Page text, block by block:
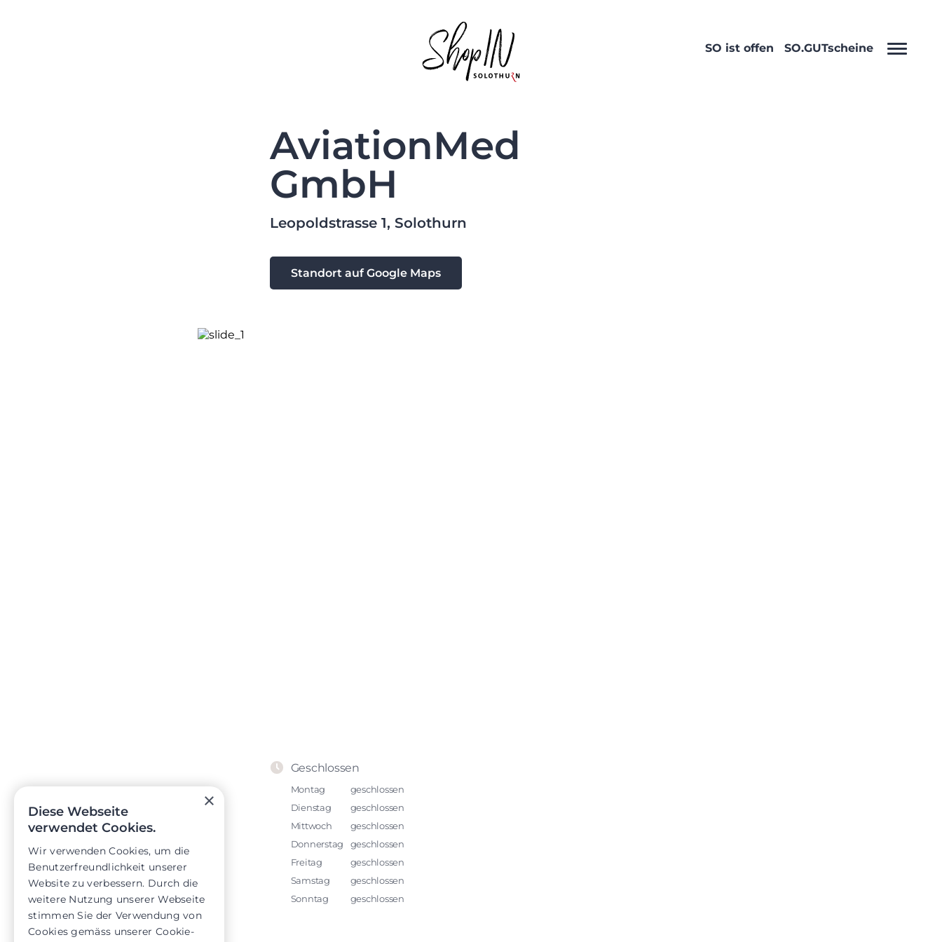
SO ist offen SO.GUTscheine
AviationMed
GmbH
Leopoldstrasse 1, Solothurn
Standort auf Google Maps
Geschlossen
Montag
geschlossen
Dienstag
geschlossen
Mittwoch
geschlossen
Donnerstag
geschlossen
Freitag
geschlossen
Samstag
geschlossen
Sonntag
geschlossen
×
Diese Webseite
verwendet Cookies.
Wir verwenden Cookies, um die
Benutzerfreundlichkeit unserer
Website zu verbessern. Durch die
weitere Nutzung unserer Webseite
stimmen Sie der Verwendung von
Cookies gemäss unserer Cookie-